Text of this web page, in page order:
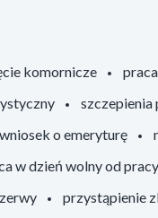
komornicze
wniosek o emeryturę
w dzień wolny od pracy
przystąpienie